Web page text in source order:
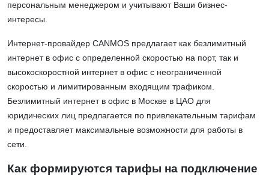
персональным менеджером и учитывают Ваши бизнес-
интересы.
Интернет-провайдер CANMOS предлагает как безлимитный
интернет в офис с определенной скоростью на порт, так и
высокоскоростной интернет в офис с неограниченной
скоростью и лимитированным входящим трафиком.
Безлимитный интернет в офис в Москве в ЦАО для
юридических лиц предлагается по привлекательным тарифам
и предоставляет максимальные возможности для работы в
сети.
Как формируются тарифы на подключение